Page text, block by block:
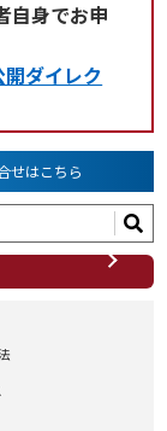
自身でお申
ダイレク
せはこちら